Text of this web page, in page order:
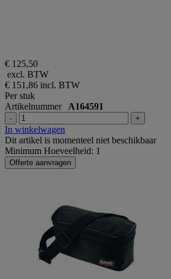
€ 125,50
excl. BTW
€ 151,86 incl. BTW
Per stuk
Artikelnummer A164591
- +
In winkelwagen
Dit artikel is momenteel niet beschikbaar
Minimum Hoeveelheid: 1
Offerte aanvragen